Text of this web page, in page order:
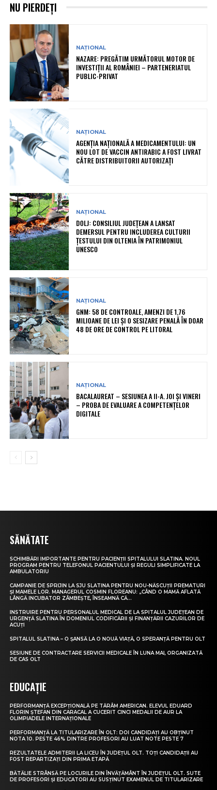
NU PIERDEȚI
NAȚIONAL
NAZARE: PREGĂTIM URMĂTORUL MOTOR DE
INVESTIȚII AL ROMÂNIEI – PARTENERIATUL
PUBLIC-PRIVAT
NAȚIONAL
AGENȚIA NAȚIONALĂ A MEDICAMENTULUI: UN
NOU LOT DE VACCIN ANTIRABIC A FOST LIVRAT
CĂTRE DISTRIBUITORII AUTORIZAȚI
NAȚIONAL
DOLJ: CONSILIUL JUDEȚEAN A LANSAT
DEMERSUL PENTRU INCLUDEREA CULTURII
ȚESTULUI DIN OLTENIA ÎN PATRIMONIUL
UNESCO
NAȚIONAL
GNM: 58 DE CONTROALE, AMENZI DE 1,76
MILIOANE DE LEI ȘI O SESIZARE PENALĂ ÎN DOAR
48 DE ORE DE CONTROL PE LITORAL
NAȚIONAL
BACALAUREAT – SESIUNEA A II-A. JOI ȘI VINERI
– PROBA DE EVALUARE A COMPETENȚELOR
DIGITALE
SĂNĂTATE
SCHIMBĂRI IMPORTANTE PENTRU PACIENȚII SPITALULUI SLATINA. NOUL
PROGRAM PENTRU TELEFONUL PACIENTULUI ȘI REGULI SIMPLIFICATE LA
AMBULATORIU
CAMPANIE DE SPRIJIN LA SJU SLATINA PENTRU NOU-NĂSCUȚII PREMATURI
ȘI MAMELE LOR. MANAGERUL COSMIN FLOREANU: „CÂND O MAMĂ AFLATĂ
LÂNGĂ INCUBATOR ZÂMBEȘTE, ÎNSEAMNĂ CĂ...
INSTRUIRE PENTRU PERSONALUL MEDICAL DE LA SPITALUL JUDEȚEAN DE
URGENȚĂ SLATINA ÎN DOMENIUL CODIFICĂRII ȘI FINANȚĂRII CAZURILOR DE
ACUȚI
SPITALUL SLATINA – O ȘANSĂ LA O NOUĂ VIAȚĂ, O SPERANȚĂ PENTRU OLT
SESIUNE DE CONTRACTARE SERVICII MEDICALE ÎN LUNA MAI, ORGANIZATĂ
DE CAS OLT
EDUCAȚIE
PERFORMANȚĂ EXCEPȚIONALĂ PE TĂRÂM AMERICAN. ELEVUL EDUARD
FLORIN ȘTEFAN DIN CARACAL A CUCERIT CINCI MEDALII DE AUR LA
OLIMPIADELE INTERNAȚIONALE
PERFORMANȚĂ LA TITULARIZARE ÎN OLT: DOI CANDIDAȚI AU OBȚINUT
NOTA 10. PESTE 46% DINTRE PROFESORI AU LUAT NOTE PESTE 7
REZULTATELE ADMITERII LA LICEU ÎN JUDEȚUL OLT. TOȚI CANDIDAȚII AU
FOST REPARTIZAȚI DIN PRIMA ETAPĂ
BĂTĂLIE STRÂNSĂ PE LOCURILE DIN ÎNVĂȚĂMÂNT ÎN JUDEȚUL OLT. SUTE
DE PROFESORI ȘI EDUCATORI AU SUSȚINUT EXAMENUL DE TITULARIZARE